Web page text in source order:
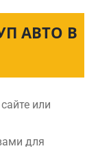
АВТО В
или
для